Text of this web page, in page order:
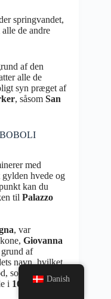
springvandet,
de andre
af den
alle de
syn præget af
, såsom San
med
hvede og
kan du
til Palazzo
, var
Giovanna
af
navn, hvilket
som
i 1600
s under
Danish